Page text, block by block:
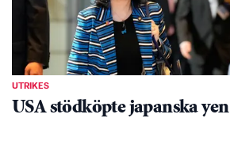
UTRIKES
USA stödköpte japanska yen